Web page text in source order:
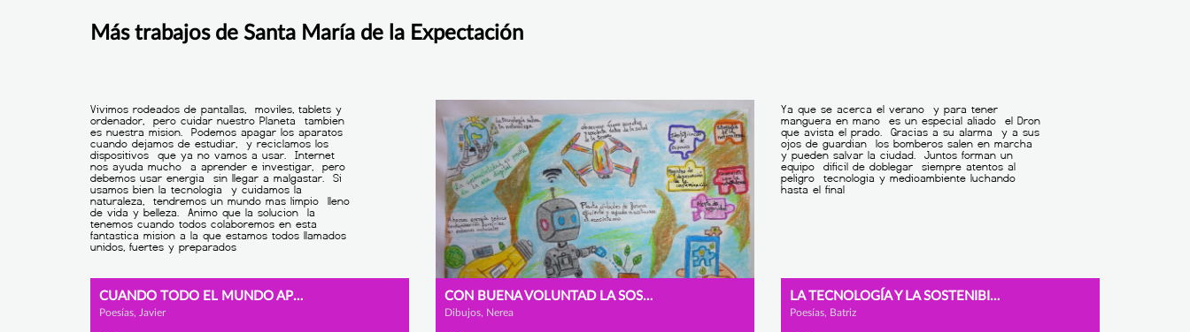
Más trabajos de Santa María de la Expectación
CUANDO TODO EL MUNDO APORTA SUMANOS, NO RESTAMOS
Poesías, Javier
CON BUENA VOLUNTAD LA SOSTENIBILIDAD ES POSIBLE EN LA ERA DIGITAL
Dibujos, Nerea
LA TECNOLOGÍA Y LA SOSTENIBILIDAD EN LA ERA DIGITAL
Poesías, Batriz